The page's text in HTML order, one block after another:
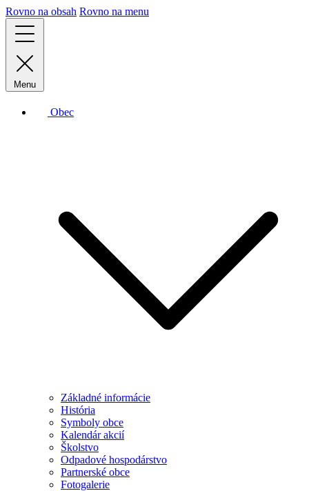
Rovno na obsah Rovno na menu
Menu
Obec
Základné informácie
História
Symboly obce
Kalendár akcií
Školstvo
Odpadové hospodárstvo
Partnerské obce
Fotogalerie